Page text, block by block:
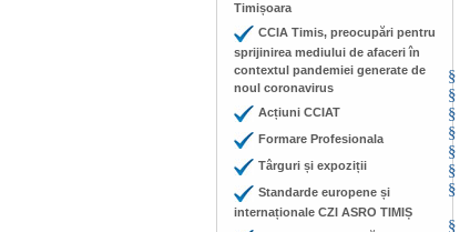
Timișoara
CCIA Timis, preocupări pentru
sprijinirea mediului de afaceri în
contextul pandemiei generate de
noul coronavirus
Acțiuni CCIAT
Formare Profesionala
Târguri și expoziții
Standarde europene și
internaționale CZI ASRO TIMIȘ
§
§
§
§
§
§
§
§